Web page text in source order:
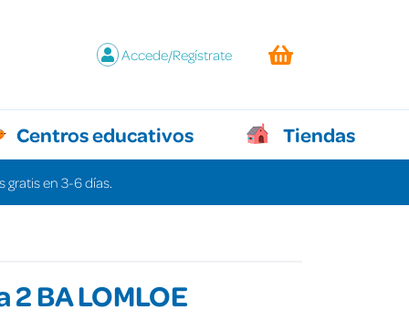
Accede/Regístrate
Centros educativos Tiendas
gratis en 3-6 días.
BA LOMLOE